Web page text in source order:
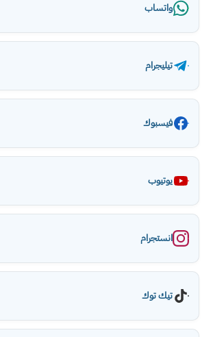
واتساب
تيليجرام
فيسبوك
يوتيوب
انستجرام
تيك توك